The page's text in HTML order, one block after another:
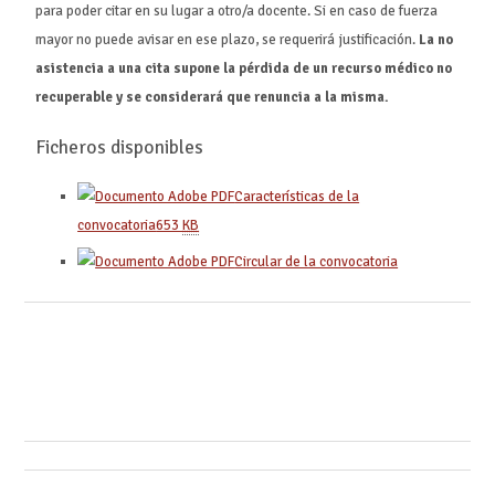
para poder citar en su lugar a otro/a docente. Si en caso de fuerza
mayor no puede avisar en ese plazo, se requerirá justificación. La no
asistencia a una cita supone la pérdida de un recurso médico no
recuperable y se considerará que renuncia a la misma.
Ficheros disponibles
Características de la
convocatoria653KB
Circular de la convocatoria